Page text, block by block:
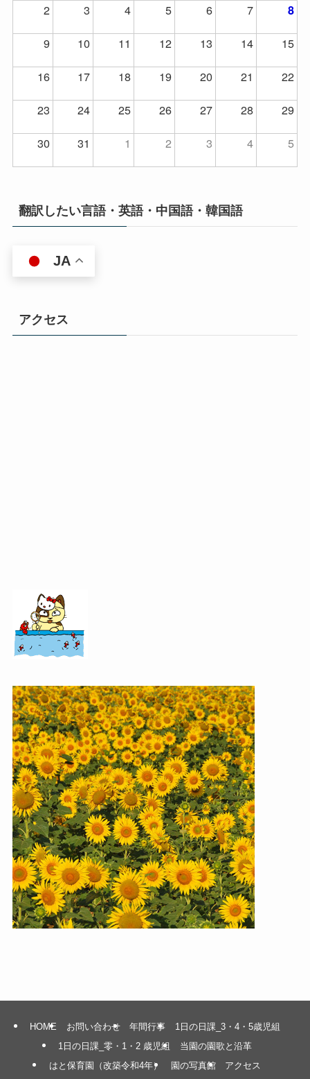
2
3 4 5 6 7 8
9 10 11 12 13 14
15
16
17 18 19 20 21
22
23
24 25 26 27 28
29
30
31 1 2 3 4 5
翻訳したい言語・英語・中国語・韓国語
JA
アクセス
HOME お問い合わせ 年間行事
1日の日課_3・4・5歳児組
1日の日課_零・1・2 歳児組
当園の園歌と沿革
はと保育園（改築令和4年）
園の写真館 アクセス